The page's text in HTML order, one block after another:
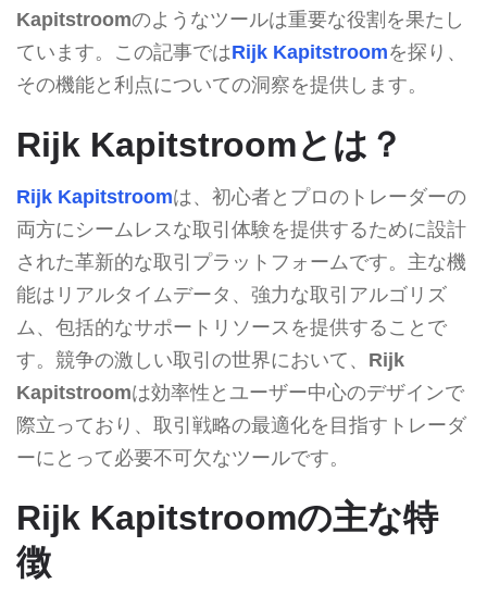
Kapitstroomのようなツールは重要な役割を果たし
ています。この記事ではRijk Kapitstroomを探り、
その機能と利点についての洞察を提供します。
Rijk Kapitstroomとは？
Rijk Kapitstroomは、初心者とプロのトレーダーの
両方にシームレスな取引体験を提供するために設計
された革新的な取引プラットフォームです。主な機
能はリアルタイムデータ、強力な取引アルゴリズ
ム、包括的なサポートリソースを提供することで
す。競争の激しい取引の世界において、 Rijk
Kapitstroomは効率性とユーザー中心のデザインで
際立っており、取引戦略の最適化を目指すトレーダ
ーにとって必要不可欠なツールです。
Rijk Kapitstroomの主な特
徴